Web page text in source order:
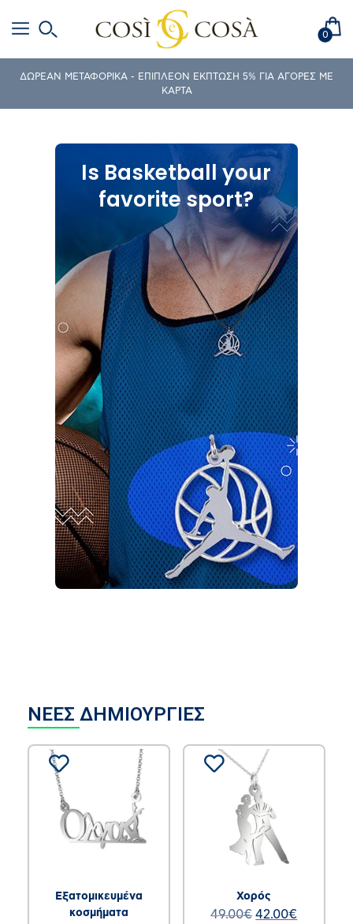
0
ΔΩΡΕΑΝ ΜΕΤΑΦΟΡΙΚΑ - ΕΠΙΠΛΕΟΝ ΕΚΠΤΩΣΗ 5% ΓΙΑ ΑΓΟΡΕΣ ΜΕ
ΚΑΡΤΑ
Is Basketball your
favorite sport?
ΝΕΕΣ ΔΗΜΙΟΥΡΓΙΕΣ
Εξατομικευμένα
κοσμήματα
Χορός
49.00€ 42.00€